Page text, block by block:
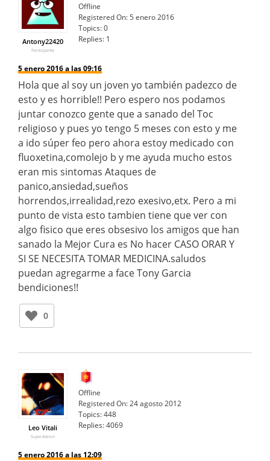
Antony22420
Participante
Offline
Registered On:5 enero 2016
Topics:0
Replies: 1
5 enero 2016 a las 09:16
Hola que al soy un joven yo también padezco de
esto y es horrible!! Pero espero nos podamos
juntar conozco gente que a sanado del Toc
religioso y pues yo tengo 5 meses con esto y me
a ido súper feo pero ahora estoy medicado con
fluoxetina,comolejo b y me ayuda mucho estos
eran mis sintomas Ataques de
panico,ansiedad,sueños
horrendos,irrealidad,rezo exesivo,etx. Pero a mi
punto de vista esto tambien tiene que ver con
algo fisico que eres obsesivo los amigos que han
sanado la Mejor Cura es No hacer CASO ORAR Y
SI SE NECESITA TOMAR MEDICINA.saludos
puedan agregarme a face Tony Garcia
bendiciones!!
0
Leo Vitali
SuperAdmin
Offline
Registered On:24 agosto 2012
Topics:448
Replies:4069
5 enero 2016 a las 12:09